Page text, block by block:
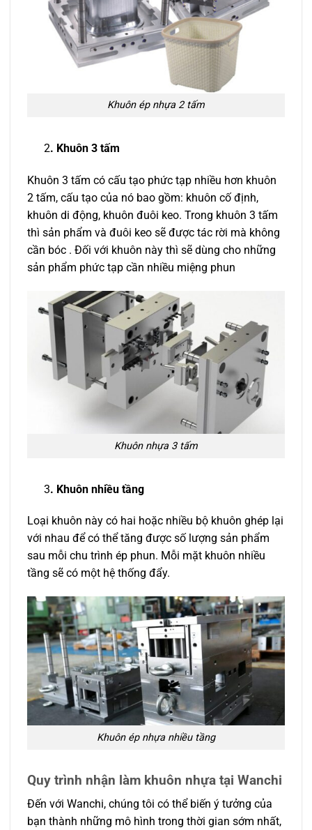
Khuôn ép nhựa 2 tấm
2. Khuôn 3 tấm
Khuôn 3 tấm có cấu tạo phức tạp nhiều hơn khuôn
2 tấm, cấu tạo của nó bao gồm: khuôn cố định,
khuôn di động, khuôn đuôi keo. Trong khuôn 3 tấm
thì sản phẩm và đuôi keo sẽ được tác rời mà không
cần bóc . Đối với khuôn này thì sẽ dùng cho những
sản phẩm phức tạp cần nhiều miệng phun
Khuôn nhựa 3 tấm
3. Khuôn nhiều tầng
Loại khuôn này có hai hoặc nhiều bộ khuôn ghép lại
với nhau để có thể tăng được số lượng sản phẩm
sau mỗi chu trình ép phun. Mỗi mặt khuôn nhiều
tầng sẽ có một hệ thống đẩy.
Khuôn ép nhựa nhiều tầng
Quy trình nhận làm khuôn nhựa tại Wanchi
Đến với Wanchi, chúng tôi có thể biến ý tưởng của
bạn thành những mô hình trong thời gian sớm nhất,